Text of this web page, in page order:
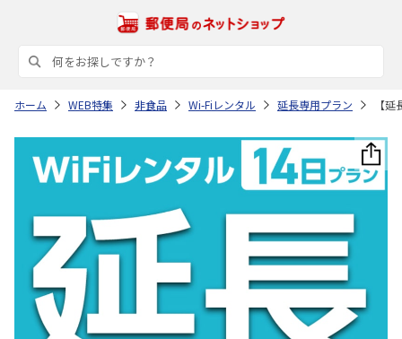
ホーム WEB特集 非食品 Wi-Fiレンタル 延長専用プラン 【